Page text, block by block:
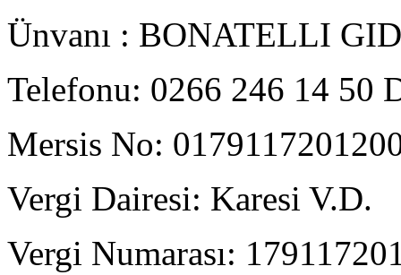
Ünvanı : BONATELLI
Telefonu: 0266 246 14 50
Mersis No:
Vergi Dairesi: Karesi V.D.
Vergi Numarası: